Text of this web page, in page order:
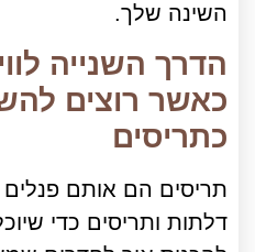
השינה שלך.
הדרך השנייה
כאשר רוצים
כתריסים
תריסים הם אותם
דלתות ותריסים כדי